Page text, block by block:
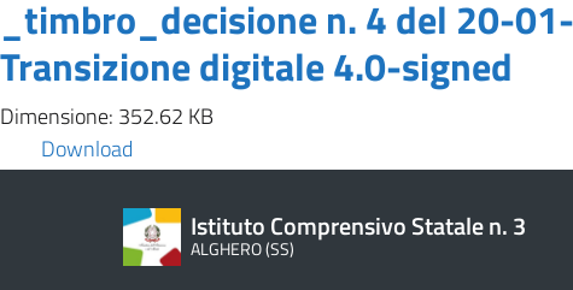
_timbro_decisione n. 4 del 20-
Transizione digitale 4.0-signed
Dimensione: 352.62 KB
Download
Istituto Comprensivo Statale n. 3
ALGHERO (SS)